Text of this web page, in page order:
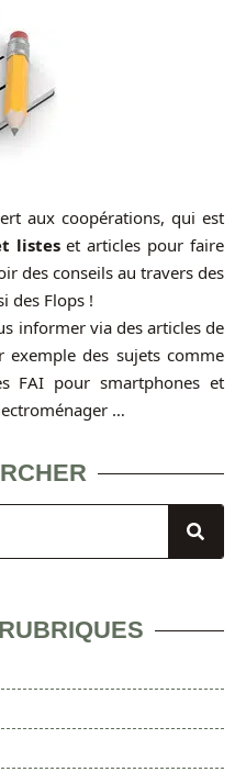
aux coopérations, qui est
listeset articles pour faire
des conseils au travers des
des Flops !
informer via des articles de
exemple des sujets comme
FAI pour smartphones et
…